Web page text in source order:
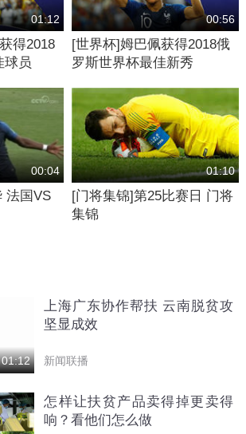
01:12
得2018
球员
00:56
[世界杯]姆巴佩获得2018俄
罗斯世界杯最佳新秀
00:04
法国VS
01:10
[门将集锦]第25比赛日 门将
集锦
01:12
上海广东协作帮扶 云南脱贫攻
坚显成效
新闻联播
怎样让扶贫产品卖得掉更卖得
响？看他们怎么做